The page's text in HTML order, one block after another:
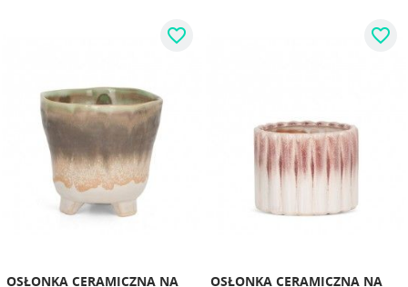
OSŁONKA CERAMICZNA NA
favorite_border
OSŁONKA CERAMICZNA NA
favorite_border